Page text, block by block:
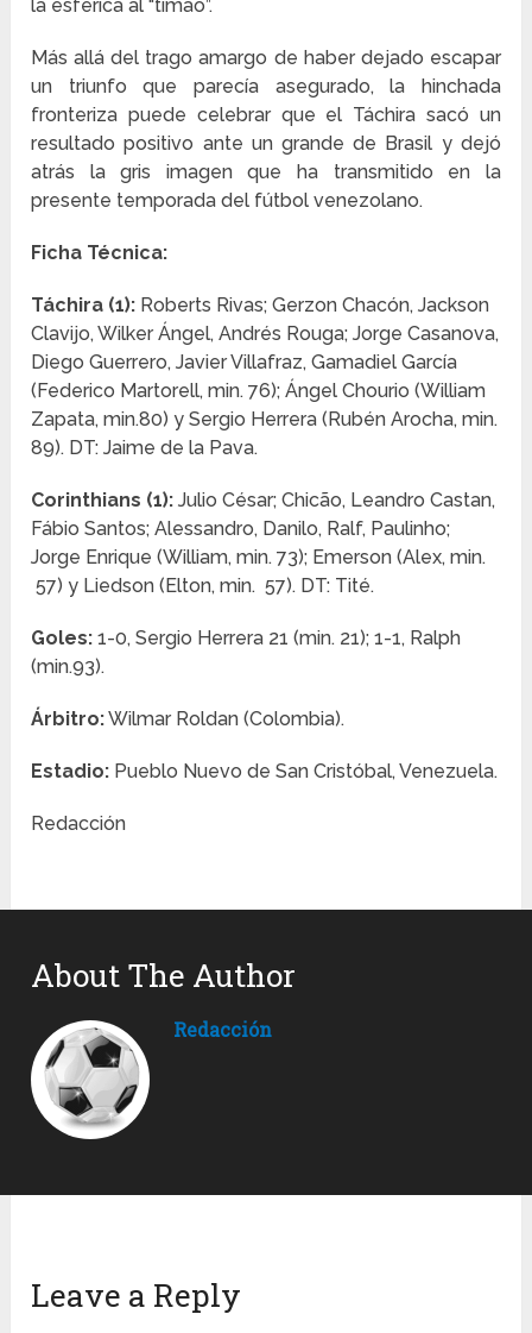
la esférica al “timao”.
Más allá del trago amargo de haber dejado escapar
un triunfo que parecía asegurado, la hinchada
fronteriza puede celebrar que el Táchira sacó un
resultado positivo ante un grande de Brasil y dejó
atrás la gris imagen que ha transmitido en la
presente temporada del fútbol venezolano.
Ficha Técnica:
Táchira (1): Roberts Rivas; Gerzon Chacón, Jackson
Clavijo, Wilker Ángel, Andrés Rouga; Jorge Casanova,
Diego Guerrero, Javier Villafraz, Gamadiel García
(Federico Martorell, min. 76); Ángel Chourio (William
Zapata, min.80) y Sergio Herrera (Rubén Arocha, min.
89). DT: Jaime de la Pava.
Corinthians (1): Julio César; Chicão, Leandro Castan,
Fábio Santos; Alessandro, Danilo, Ralf, Paulinho;
Jorge Enrique (William, min. 73); Emerson (Alex, min.
57) y Liedson (Elton, min. 57). DT: Tité.
Goles: 1-0, Sergio Herrera 21 (min. 21); 1-1, Ralph
(min.93).
Árbitro:Wilmar Roldan (Colombia).
Estadio: Pueblo Nuevo de San Cristóbal, Venezuela.
Redacción
About The Author
Redacción
Leave a Reply